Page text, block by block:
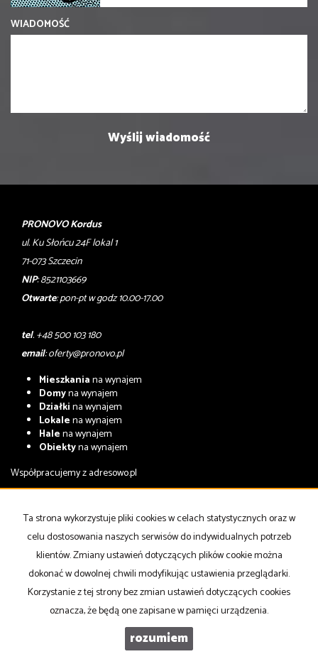
WIADOMOŚĆ
PRONOVO Kordus
ul. Ku Słońcu 24F lokal 1
71-073 Szczecin
NIP: 8521103669
Otwarte: pon-pt w godz 10.00-17.00
tel. +48 500 103 180
email:oferty@pronovo.pl
Mieszkaniana wynajem
Domyna wynajem
Działkina wynajem
Lokalena wynajem
Halena wynajem
Obiektyna wynajem
Współpracujemy zadresowo.pl
Domyna sprzedaż
Działkina sprzedaż
Lokalena sprzedaż
Halena sprzedaż
Obiekty na sprzedaż
Strona główna notatnik Kup Sprzedaj Kontakt
PRONOVO Nieruchomości 2026Program dla biur nieruchomości
Galactica Virgo
Ta strona wykorzystuje pliki cookies w celach statystycznych oraz w
celu dostosowania naszych serwisów do indywidualnych potrzeb
klientów. Zmiany ustawień dotyczących plików cookie można
dokonać w dowolnej chwili modyfikując ustawienia przeglądarki.
Korzystanie z tej strony bez zmian ustawień dotyczących cookies
oznacza, że będą one zapisane w pamięci urządzenia.
rozumiem